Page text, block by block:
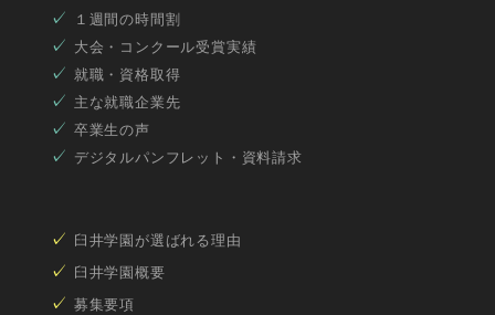
１週間の時間割
大会・コンクール受賞実績
就職・資格取得
主な就職企業先
卒業生の声
デジタルパンフレット・資料請求
臼井学園が選ばれる理由
臼井学園概要
募集要項